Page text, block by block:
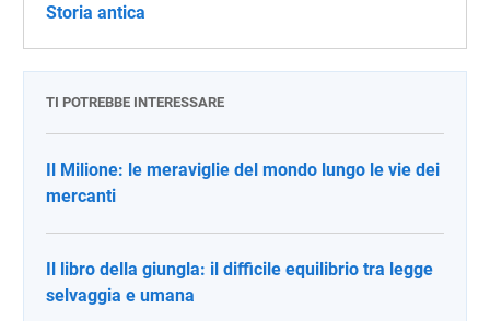
Storia antica
TI POTREBBE INTERESSARE
Il Milione: le meraviglie del mondo lungo le vie dei
mercanti
Il libro della giungla: il difficile equilibrio tra legge
selvaggia e umana